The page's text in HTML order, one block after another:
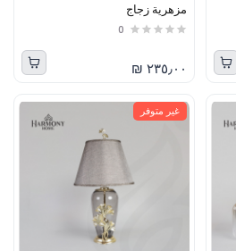
مزهرية زجاج
0
٢٣٥٫٠٠ ₪
غير متوفر